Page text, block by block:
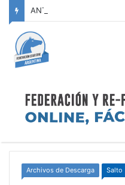
Archivos de Descarga Salto